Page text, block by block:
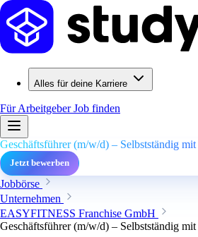
Alles für deine Karriere
Für ArbeitgeberJob finden
Geschäftsführer (m/w/d) – Selbstständig
Jetzt bewerben
Jobbörse
Unternehmen
EASYFITNESS Franchise GmbH
Geschäftsführer (m/w/d) – Selbstständig